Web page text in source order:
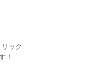
ック
！